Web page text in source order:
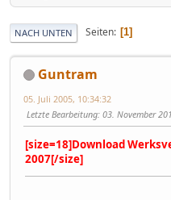
NACH UNTEN Seiten 1
Guntram
05. Juli 2005, 10:34:32
Letzte Bearbeitung: 03. November
[size=18]Download
2007[/size]